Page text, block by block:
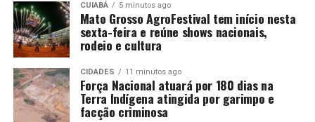
CUIABÁ 5 minutos ago
Mato Grosso AgroFestival tem início nesta
sexta-feira e reúne shows nacionais,
rodeio e cultura
CIDADES 11 minutos ago
Força Nacional atuará por 180 dias na
Terra Indígena atingida por garimpo e
facção criminosa